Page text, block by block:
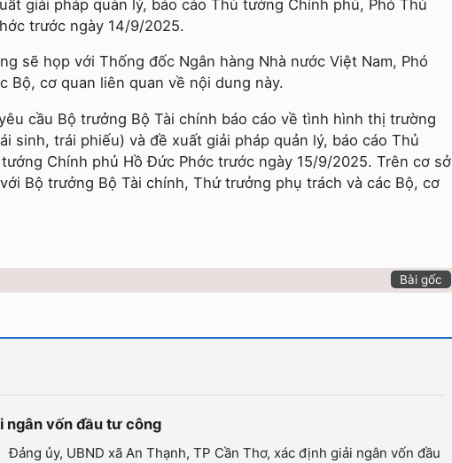
giải pháp quản lý, báo cáo Thủ tướng Chính phủ, Phó Thủ
trước ngày 14/9/2025.
sẽ họp với Thống đốc Ngân hàng Nhà nước Việt Nam, Phó
Bộ, cơ quan liên quan về nội dung này.
cầu Bộ trưởng Bộ Tài chính báo cáo về tình hình thị trường
sinh, trái phiếu) và đề xuất giải pháp quản lý, báo cáo Thủ
Chính phủ Hồ Đức Phớc trước ngày 15/9/2025. Trên cơ sở
Bộ trưởng Bộ Tài chính, Thứ trưởng phụ trách và các Bộ, cơ
Bài gốc
ngân vốn đầu tư công
Đảng ủy, UBND xã An Thạnh, TP Cần Thơ, xác định giải ngân vốn đầu